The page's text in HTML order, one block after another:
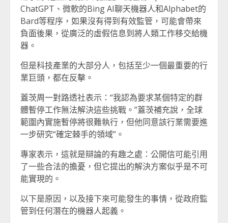
ChatGPT、微軟的Bing AI聊天機器人和Alphabet的
Bard等程序，如果沒有得到有效監管，可能會帶來
負面後果，從廣泛的虛假信息到將人類工作移交給機
器。
但是科技產業的大部分人，包括至少一個最重要的行
業巨頭，都在反擊。
蓋茨周一對路透社表示：“我認為要求某個特定的群
體暫停工作無法解決這些挑戰。”蓋茨補充說，全球
範圍內實施暫停將很難執行，但他同意該行業需要進
一步研究“確定棘手的領域”。
專家表示，這就是辯論的有趣之處：公開信可能引用
了一些合法的擔憂，但它提出的解決方案似乎是不可
能實現的。
以下是原因，以及接下來可能發生的事情，從政府監
管到任何潛在的機器人起義。